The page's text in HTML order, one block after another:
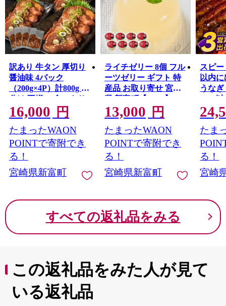
また、新富町は全国と比較しても若い農家が多く、新し
い農業への取り組みが活発な自治体です。「100年先も続
く農業」を確立するため、昔ながらの農業からアグリテ
ック（農業×IT）まで、さまざまなスタイルの農業が行わ
れています。
富んでいく町です。
訳あり 牛タン 厚切り
醤油味 4パック
（200g×4P）計800g 小
分け 不揃い 食べきり
パック 冷凍［2026年2
月出荷開始］
【C461】
16,000 円
たまったWAON
POINTで寄附でき
る！
宮崎県新富町
ライチゼリー 8個 フル
ーツゼリー ギフト 特
産品 お取り寄せ 宮崎
県 新富町【B453】
13,000 円
たまったWAON
POINTで寄附でき
る！
宮崎県新富町
スピ
以内
うな
840g
すす
装 鰻
【
たま
る！
宮崎
すべての返礼品をみる
この返礼品をみた人が見て
いる返礼品